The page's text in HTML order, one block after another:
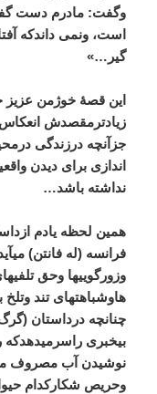
وگفت:مادرم دست
است، ونمی داندکه
گیر …»
این قصۀ خوژمن عزیز
زیادترمقصدش انعکاس
جزآنچه درزندگی
اندازی برای دیدن
نداشته باشد…
همین لحظه یادم
فرانسه (له فانتن)
وزورگوییها وحق
هاوشباهتهای تند وتلخ
چنانچه درداستان (
بیخبری راسرمیدهدکه
نوشیدن آب مصروف
وحریص شکارکدام